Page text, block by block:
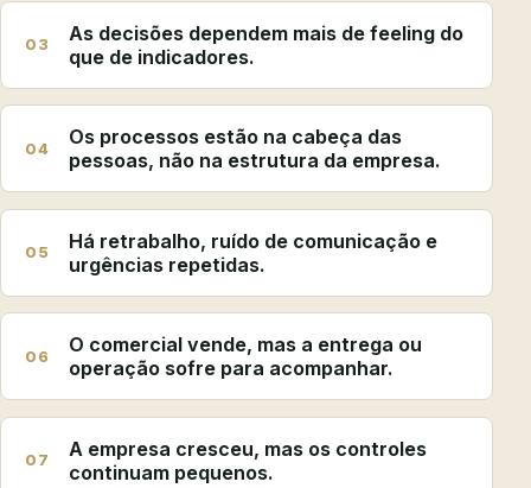
03
As decisões dependem mais de feeling do
que de indicadores.
04
Os processos estão na cabeça das
pessoas, não na estrutura da empresa.
05
Há retrabalho, ruído de comunicação e
urgências repetidas.
06
O comercial vende, mas a entrega ou
operação sofre para acompanhar.
07
A empresa cresceu, mas os controles
continuam pequenos.